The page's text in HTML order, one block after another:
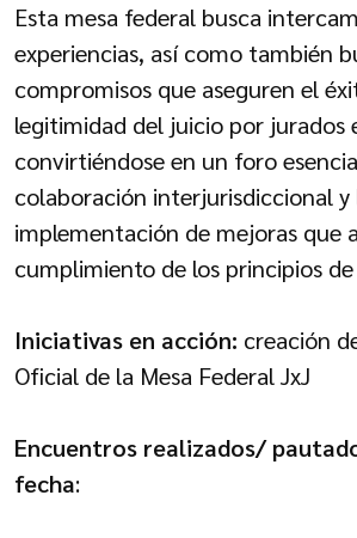
Esta mesa federal busca
experiencias, así como también
compromisos que aseguren el
legitimidad del juicio por jurados
convirtiéndose en un foro
colaboración interjurisdiccional y
implementación de mejoras que
cumplimiento de los principios
Iniciativas en acción: creación
Oficial de la Mesa Federal JxJ
Encuentros realizados/
fecha: